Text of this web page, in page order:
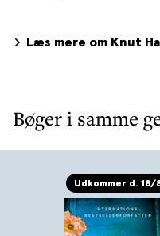
Læs mere om Knut
Bøger i samme
Udkommer d. 18/